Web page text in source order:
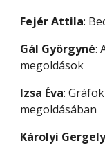
Fejér Attila:
Gál Györgyné:
megoldások
Izsa Éva:
megoldásában
Károlyi